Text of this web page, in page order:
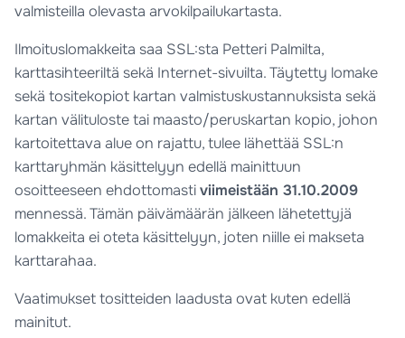
valmisteilla olevasta arvokilpailukartasta.
Ilmoituslomakkeita saa SSL:sta Petteri Palmilta,
karttasihteeriltä sekä Internet-sivuilta. Täytetty lomake
sekä tositekopiot kartan valmistuskustannuksista sekä
kartan välituloste tai maasto/peruskartan kopio, johon
kartoitettava alue on rajattu, tulee lähettää SSL:n
karttaryhmän käsittelyyn edellä mainittuun
osoitteeseen ehdottomastiviimeistään 31.10.2009
mennessä. Tämän päivämäärän jälkeen lähetettyjä
lomakkeita ei oteta käsittelyyn, joten niille ei makseta
karttarahaa.
Vaatimukset tositteiden laadusta ovat kuten edellä
mainitut.